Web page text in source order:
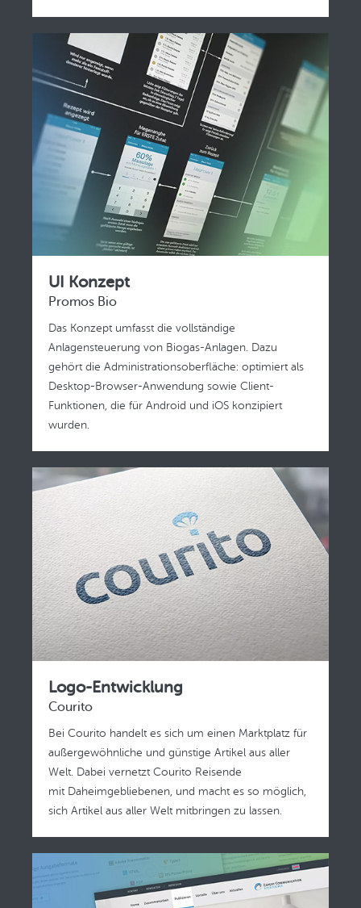
UI Konzept
Promos Bio
Das Konzept umfasst die vollständige
Anlagensteuerung von Biogas-Anlagen. Dazu
gehört die Administrationsoberfläche: optimiert als
Desktop-Browser-Anwendung sowie Client-
Funktionen, die für Android und iOS konzipiert
wurden.
Logo-Entwicklung
Courito
Bei Courito handelt es sich um einen Marktplatz für
außergewöhnliche und günstige Artikel aus aller
Welt. Dabei vernetzt Courito Reisende
mit Daheimgebliebenen, und macht es so möglich,
sich Artikel aus aller Welt mitbringen zu lassen.